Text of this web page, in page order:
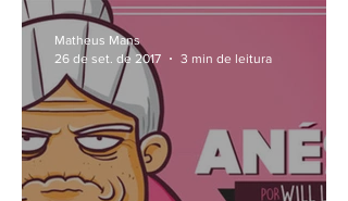
Matheus Mans
26 de set. de 2017
3 min de leitura